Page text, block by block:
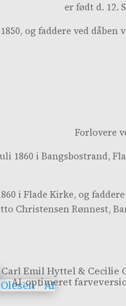
er født d. 12.
og faddere ved
Forlovere
1860 i Bangsbostrand,
i Flade Kirke, og
Christensen Rønnest,
Carl Emil Hyttel & Cecilie
AI-optimeret